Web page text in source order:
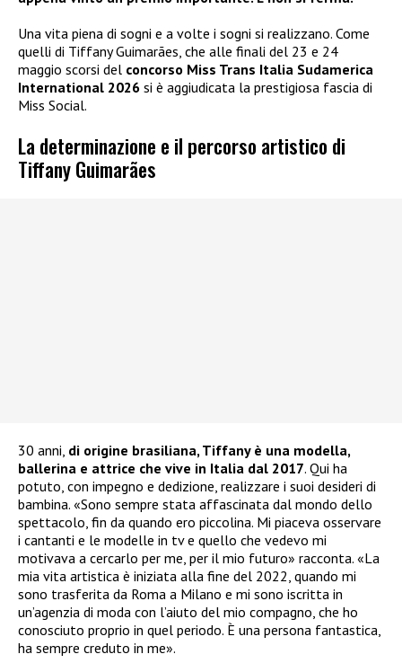
Una vita piena di sogni e a volte i sogni si realizzano. Come
quelli di Tiffany Guimarães, che alle finali del 23 e 24
maggio scorsi del concorso Miss Trans Italia Sudamerica
International 2026 si è aggiudicata la prestigiosa fascia di
Miss Social.
La determinazione e il percorso artistico di
Tiffany Guimarães
30 anni, di origine brasiliana, Tiffany è una modella,
ballerina e attrice che vive in Italia dal 2017. Qui ha
potuto, con impegno e dedizione, realizzare i suoi desideri di
bambina. «Sono sempre stata affascinata dal mondo dello
spettacolo, fin da quando ero piccolina. Mi piaceva osservare
i cantanti e le modelle in tv e quello che vedevo mi
motivava a cercarlo per me, per il mio futuro» racconta. «La
mia vita artistica è iniziata alla fine del 2022, quando mi
sono trasferita da Roma a Milano e mi sono iscritta in
un’agenzia di moda con l’aiuto del mio compagno, che ho
conosciuto proprio in quel periodo. È una persona fantastica,
ha sempre creduto in me».